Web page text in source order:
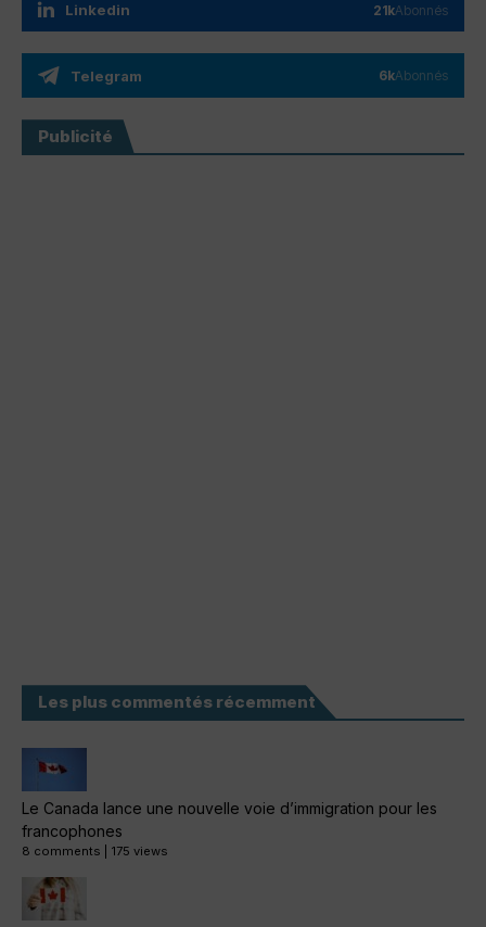
Linkedin 21kAbonnés
Telegram 6kAbonnés
Publicité
Les plus commentés récemment
Le Canada lance une nouvelle voie d’immigration pour les
francophones
8 comments 175 views